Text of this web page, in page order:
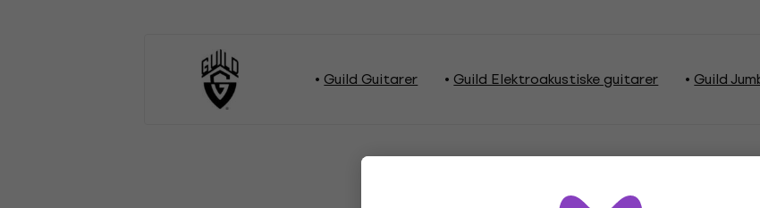
Guild Guitarer Guild Elektroakustiske guitarer Guild